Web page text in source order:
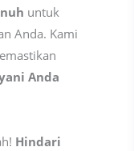
untuk
Anda. Kami
Anda
Hindari